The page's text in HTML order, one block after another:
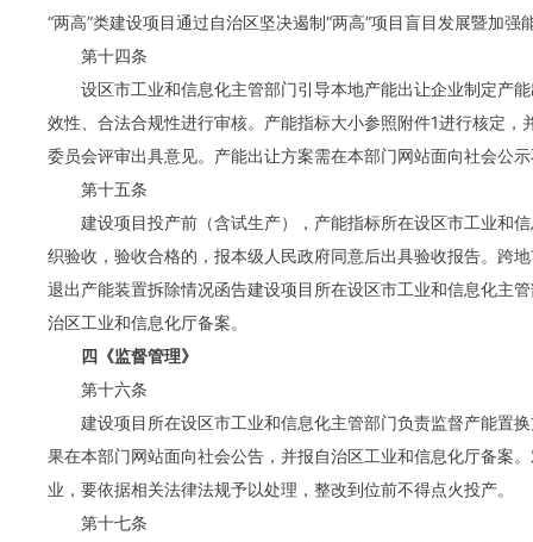
“两高”类建设项目通过自治区坚决遏制“两高”项目盲目发展暨加
第十四条
设区市工业和信息化主管部门引导本地产能出让企业制定产
效性、合法合规性进行审核。产能指标大小参照附件1进行核定
委员会评审出具意见。产能出让方案需在本部门网站面向社会公
第十五条
建设项目投产前（含试生产），产能指标所在设区市工业和
织验收，验收合格的，报本级人民政府同意后出具验收报告。跨
退出产能装置拆除情况函告建设项目所在设区市工业和信息化主
治区工业和信息化厅备案。
四《监督管理》
第十六条
建设项目所在设区市工业和信息化主管部门负责监督产能置
果在本部门网站面向社会公告，并报自治区工业和信息化厅备案
业，要依据相关法律法规予以处理，整改到位前不得点火投产。
第十七条